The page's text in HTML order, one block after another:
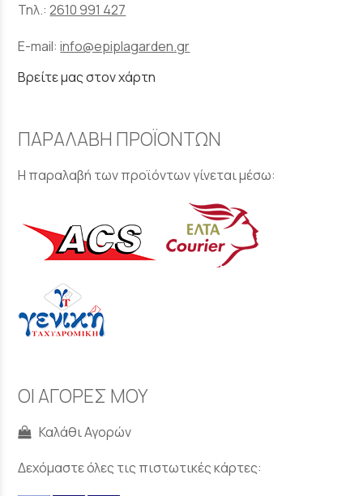
Τηλ.:2610 991 427
E-mail:info@epiplagarden.gr
Βρείτε μας στον χάρτη
ΠΑΡΑΛΑΒΗ ΠΡΟΪΟΝΤΩΝ
Η παραλαβή των προϊόντων γίνεται μέσω:
ΟΙ ΑΓΟΡΕΣ ΜΟΥ
Καλάθι Αγορών
Δεχόμαστε όλες τις πιστωτικές κάρτες: